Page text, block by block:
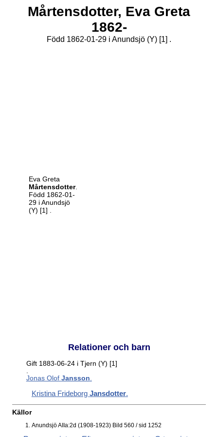
Mårtensdotter, Eva Greta
1862-
Född 1862-01-29 i Anundsjö (Y) [1] .
Eva Greta
Mårtensdotter.
Född 1862-01-
29 i Anundsjö
(Y) [1]
Relationer och barn
Gift 1883-06-24 i Tjern (Y) [1]
.
Jonas Olof Jansson.
Kristina Frideborg Jansdotter.
Källor
Anundsjö AIIa:2d (1908-1923) Bild 560 / sid 1252